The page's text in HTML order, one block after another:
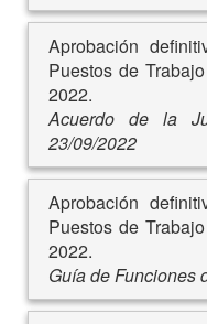
Aprobación
Puestos de
2022.
Acuerdo de la
23/09/2022
Aprobación
Puestos de
2022.
Guía de Funciones